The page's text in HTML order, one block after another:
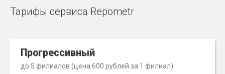
Тарифы сервиса Repometr
Прогрессивный
до 5 филиалов (цена 600 рублей за 1 филиал)